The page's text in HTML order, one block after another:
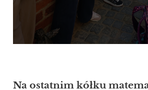
Na ostatnim kółku